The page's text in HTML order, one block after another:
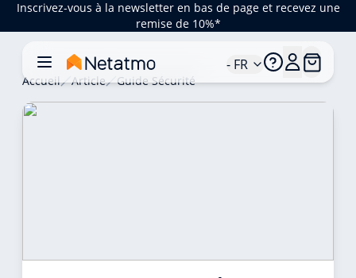
Inscrivez-vous à la newsletter en bas de page et recevez une
remise de 10%*
- FR
Accueil Article Guide Sécurité